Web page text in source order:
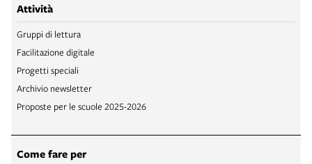
Attività
Gruppi di lettura
Facilitazione digitale
Progetti speciali
Archivio newsletter
Proposte per le scuole 2025-2026
Come fare per